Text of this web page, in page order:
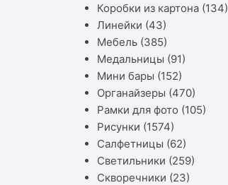
Коробки из картона (134)
Линейки (43)
Мебель (385)
Медальницы (91)
Мини бары (152)
Органайзеры (470)
Рамки для фото (105)
Рисунки (1574)
Салфетницы (62)
Светильники (259)
Скворечники (23)